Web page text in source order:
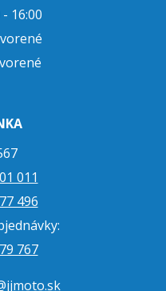
16:00
567
011
496
767